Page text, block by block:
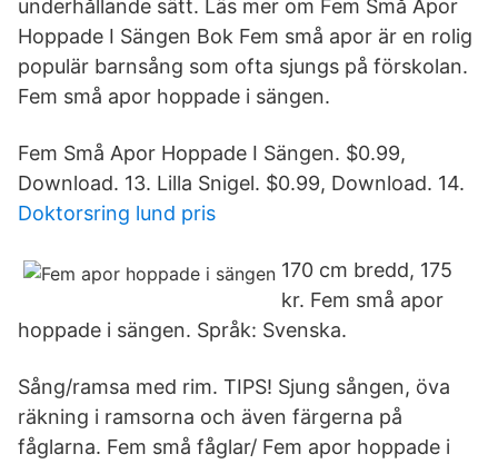
underhållande sätt. Läs mer om Fem Små Apor
Hoppade I Sängen Bok Fem små apor är en rolig
populär barnsång som ofta sjungs på förskolan.
Fem små apor hoppade i sängen.
Fem Små Apor Hoppade I Sängen. $0.99,
Download. 13. Lilla Snigel. $0.99, Download. 14.
Doktorsring lund pris
170 cm bredd, 175
kr. Fem små apor
hoppade i sängen. Språk: Svenska.
Sång/ramsa med rim. TIPS! Sjung sången, öva
räkning i ramsorna och även färgerna på
fåglarna. Fem små fåglar/ Fem apor hoppade i